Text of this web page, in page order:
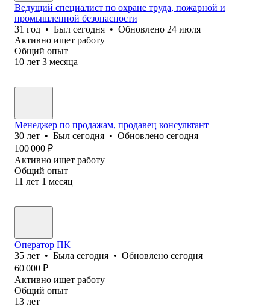
Ведущий специалист по охране труда, пожарной и
промышленной безопасности
31 год • Был сегодня • Обновлено 24 июля
Активно ищет работу
Общий опыт
10 лет 3 месяца
Менеджер по продажам, продавец консультант
30 лет • Был сегодня • Обновлено сегодня
100 000 ₽
Активно ищет работу
Общий опыт
11 лет 1 месяц
Оператор ПК
35 лет • Была сегодня • Обновлено сегодня
60 000 ₽
Активно ищет работу
Общий опыт
13 лет